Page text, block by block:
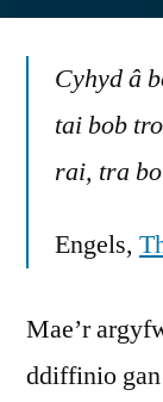
Cyhyd â
tai bob
rai, tra
Engels,
Mae’r
ddiffinio gan